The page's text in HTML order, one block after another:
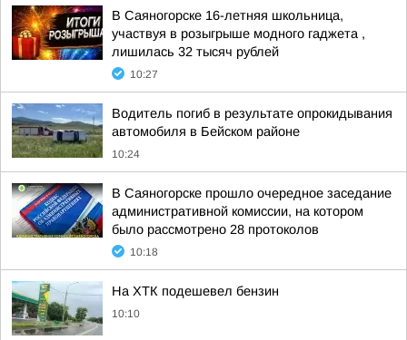
В Саяногорске 16-летняя школьница,
участвуя в розыгрыше модного гаджета ,
лишилась 32 тысяч рублей
10:27
Водитель погиб в результате опрокидывания
автомобиля в Бейском районе
10:24
В Саяногорске прошло очередное заседание
административной комиссии, на котором
было рассмотрено 28 протоколов
10:18
На ХТК подешевел бензин
10:10